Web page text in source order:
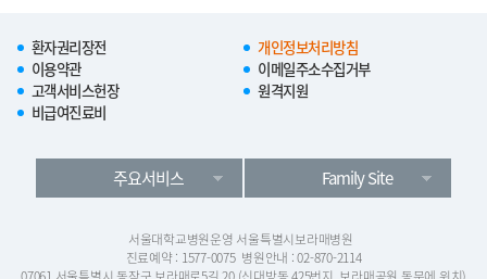
환자권리장전
개인정보처리방침
이용약관
이메일주소수집거부
고객서비스헌장
원격지원
비급여진료비
주요서비스 Family Site
서울대학교병원운영 서울특별시보라매병원
진료예약 : 1577-0075 병원안내 : 02-870-2114